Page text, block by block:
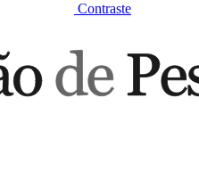
Contraste